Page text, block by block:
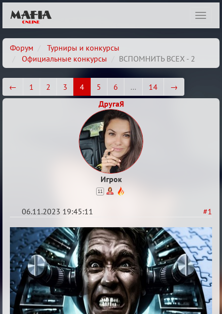
Форум
Турниры и конкурсы
Официальные конкурсы
ВСПОМНИТЬ ВСЕХ - 2
← 1 2 3 4 5 6 … 14
→
ДругаЯ
Игрок
11
#1
06.11.2023 19:45:11
ВСПОМНИТЬ
ВСЕХ
-
2